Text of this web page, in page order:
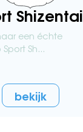
Shizentai
een échte
Sh...
bekijk